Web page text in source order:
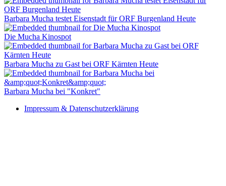
Barbara Mucha testet Eisenstadt für ORF Burgenland Heute
Die Mucha Kinospot
Barbara Mucha zu Gast bei ORF Kärnten Heute
Barbara Mucha bei "Konkret"
Impressum & Datenschutzerklärung